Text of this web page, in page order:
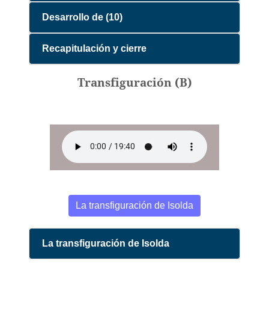
Desarrollo de (10)
Recapitulación y cierre
Transfiguración (B)
La transfiguración de Isolda
La transfiguración de Isolda